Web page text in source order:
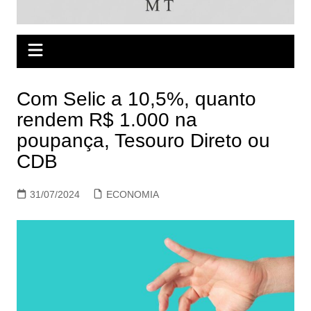
Com Selic a 10,5%, quanto
rendem R$ 1.000 na
poupança, Tesouro Direto ou
CDB
31/07/2024 ECONOMIA